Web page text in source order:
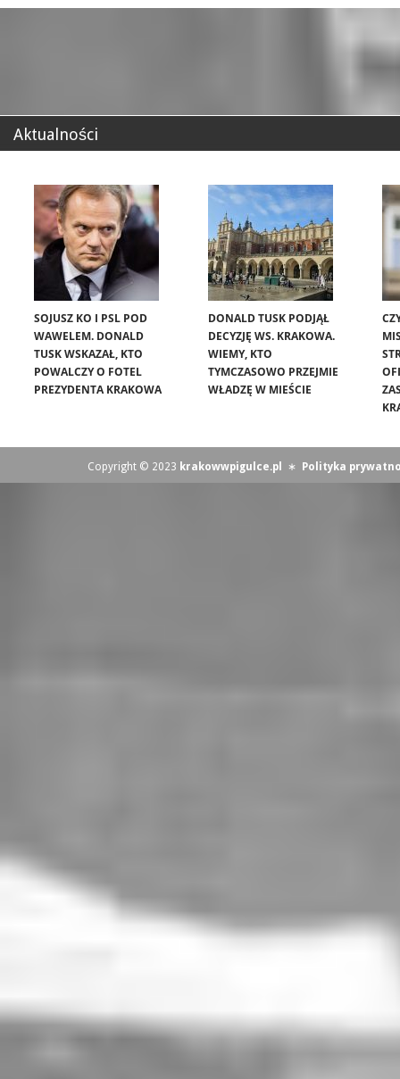
Aktualności
SOJUSZ KO I PSL POD
WAWELEM. DONALD
TUSK WSKAZAŁ, KTO
POWALCZY O FOTEL
PREZYDENTA KRAKOWA
DONALD TUSK PODJĄŁ
DECYZJĘ WS. KRAKOWA.
WIEMY, KTO
TYMCZASOWO PRZEJMIE
WŁADZĘ W MIEŚCIE
Copyright © 2023 krakowwpigulce.pl ∗ Polityka